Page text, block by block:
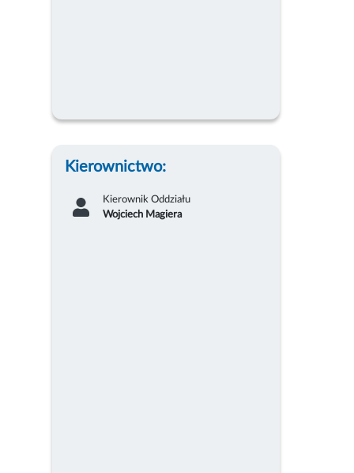
Kierownictwo:
Kierownik Oddziału
Wojciech Magiera